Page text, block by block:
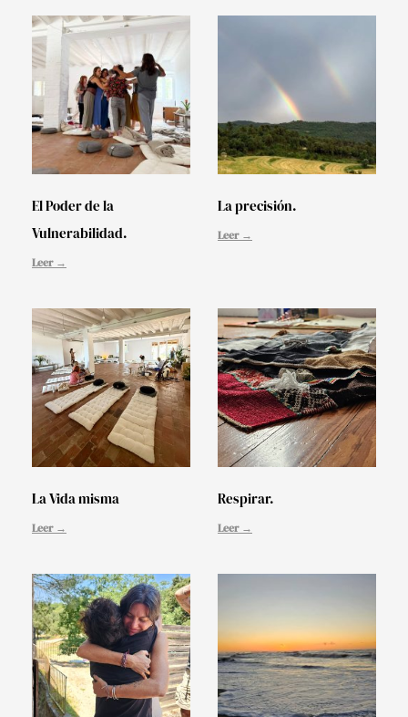
El Poder de la
Vulnerabilidad.
Leer →
La precisión.
Leer →
La Vida misma
Leer →
Respirar.
Leer →